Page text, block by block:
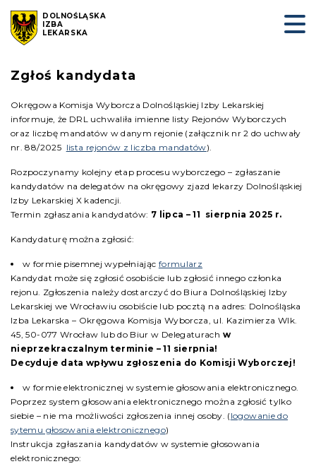
DOLNOŚLĄSKA
IZBA
LEKARSKA
Zgłoś kandydata
Okręgowa Komisja Wyborcza Dolnośląskiej Izby Lekarskiej
informuje, że DRL uchwaliła imienne listy Rejonów Wyborczych
oraz liczbę mandatów w danym rejonie (załącznik nr 2 do uchwały
nr. 88/2025 lista rejonów z liczba mandatów).
Rozpoczynamy kolejny etap procesu wyborczego – zgłaszanie
kandydatów na delegatów na okręgowy zjazd lekarzy Dolnośląskiej
Izby Lekarskiej X kadencji.
Termin zgłaszania kandydatów: 7 lipca – 11 sierpnia 2025 r.
Kandydaturę można zgłosić:
w formie pisemnej wypełniając formularz
Kandydat może się zgłosić osobiście lub zgłosić innego członka
rejonu. Zgłoszenia należy dostarczyć do Biura Dolnośląskiej Izby
Lekarskiej we Wrocławiu osobiście lub pocztą na adres: Dolnośląska
Izba Lekarska – Okręgowa Komisja Wyborcza, ul. Kazimierza Wlk.
45, 50-077 Wrocław lub do Biur w Delegaturach w
nieprzekraczalnym terminie – 11 sierpnia!
Decyduje data wpływu zgłoszenia do Komisji Wyborczej!
w formie elektronicznej w systemie głosowania elektronicznego.
Poprzez system głosowania elektronicznego można zgłosić tylko
siebie – nie ma możliwości zgłoszenia innej osoby. ( logowanie do
sytemu głosowania elektronicznego)
Instrukcja zgłaszania kandydatów w systemie głosowania
elektronicznego: